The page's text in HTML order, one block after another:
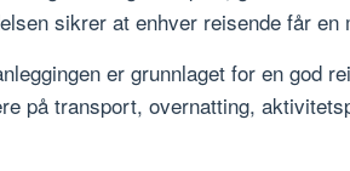
sikrer at enhver reisende får en
er grunnlaget for en god
på transport, overnatting,